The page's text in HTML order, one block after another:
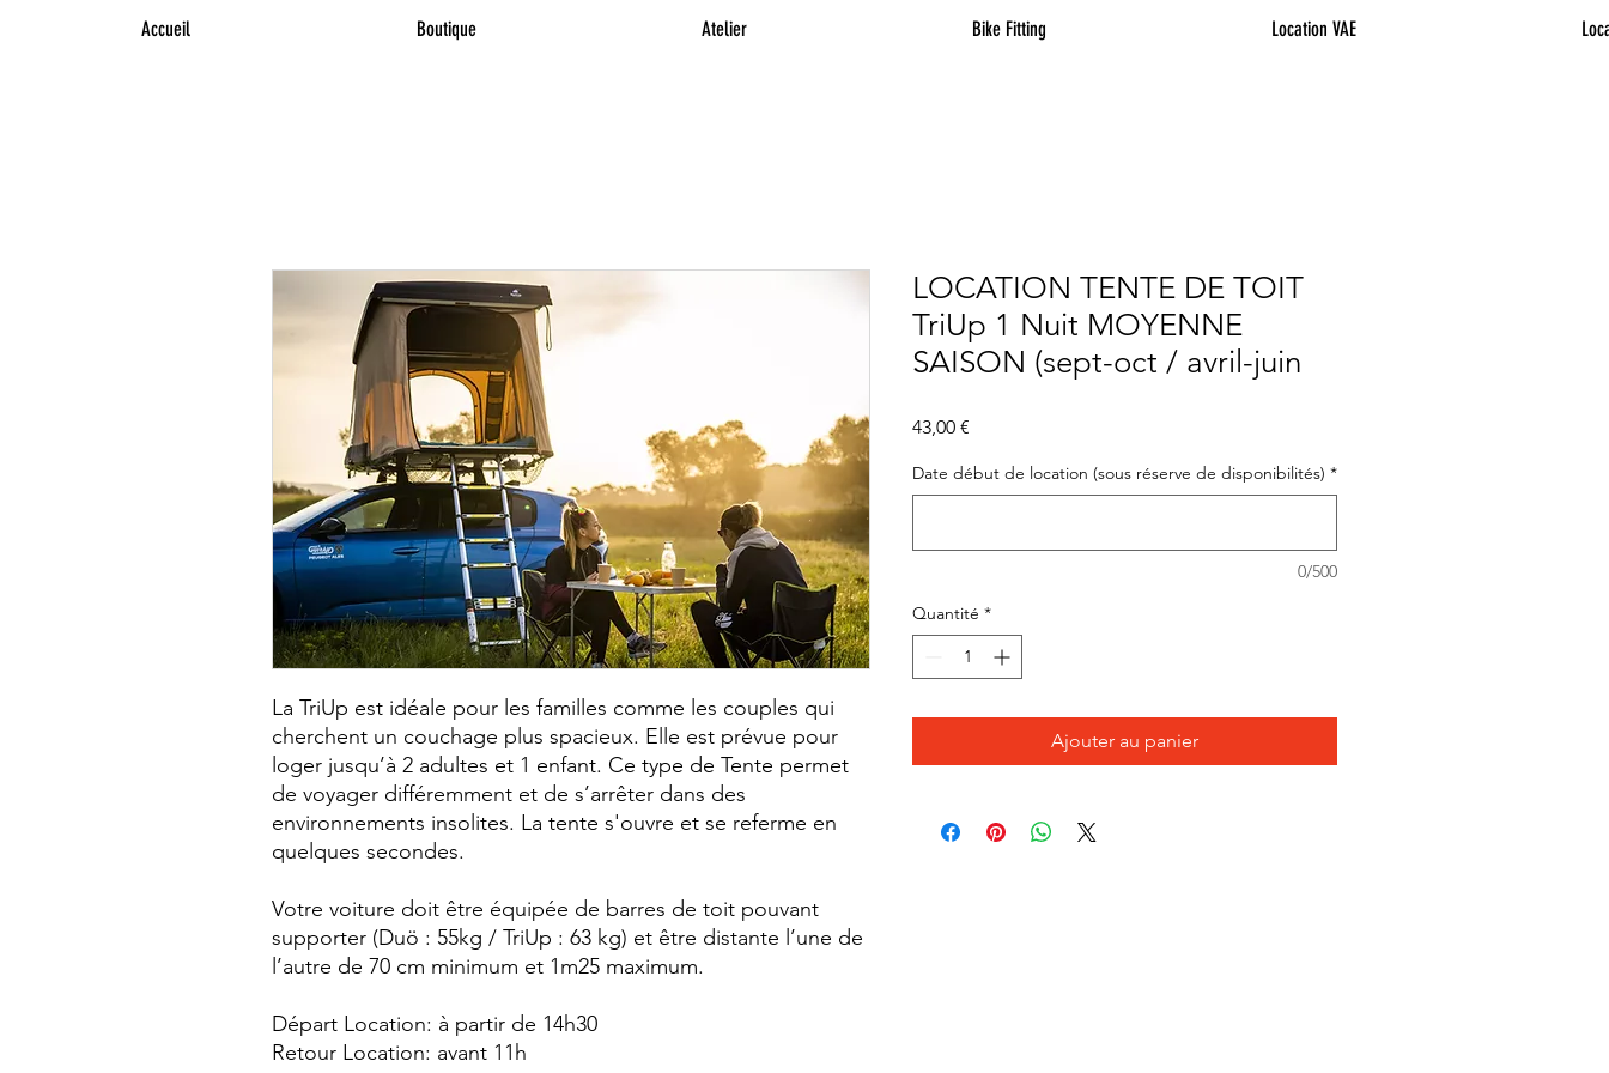
Accueil Boutique Atelier Bike Fitting Location VAE
La TriUp est idéale pour les familles comme les couples qui
cherchent un couchage plus spacieux. Elle est prévue pour
loger jusqu’à 2 adultes et 1 enfant. Ce type de Tente permet
de voyager différemment et de s’arrêter dans des
environnements insolites. La tente s'ouvre et se referme en
quelques secondes.
Votre voiture doit être équipée de barres de toit pouvant
supporter (Duö : 55kg / TriUp : 63 kg) et être distante l’une de
l’autre de 70 cm minimum et 1m25 maximum.
Départ Location: à partir de 14h30
Retour Location: avant 11h
LOCATION TENTE DE TOIT
TriUp 1 Nuit MOYENNE
SAISON (sept-oct / avril-juin
43,00 €
Date début de location (sous réserve de disponibilités) *
0/500
Quantité *
Ajouter au panier